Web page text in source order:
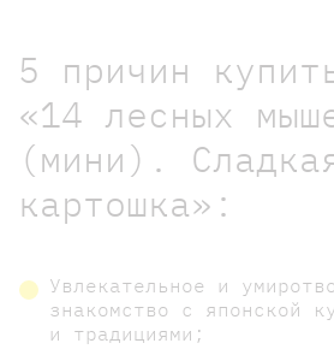
5 причин
«14 лесных
(мини).
картошка»:
Увлекательное и
знакомство с японской
и традициями;